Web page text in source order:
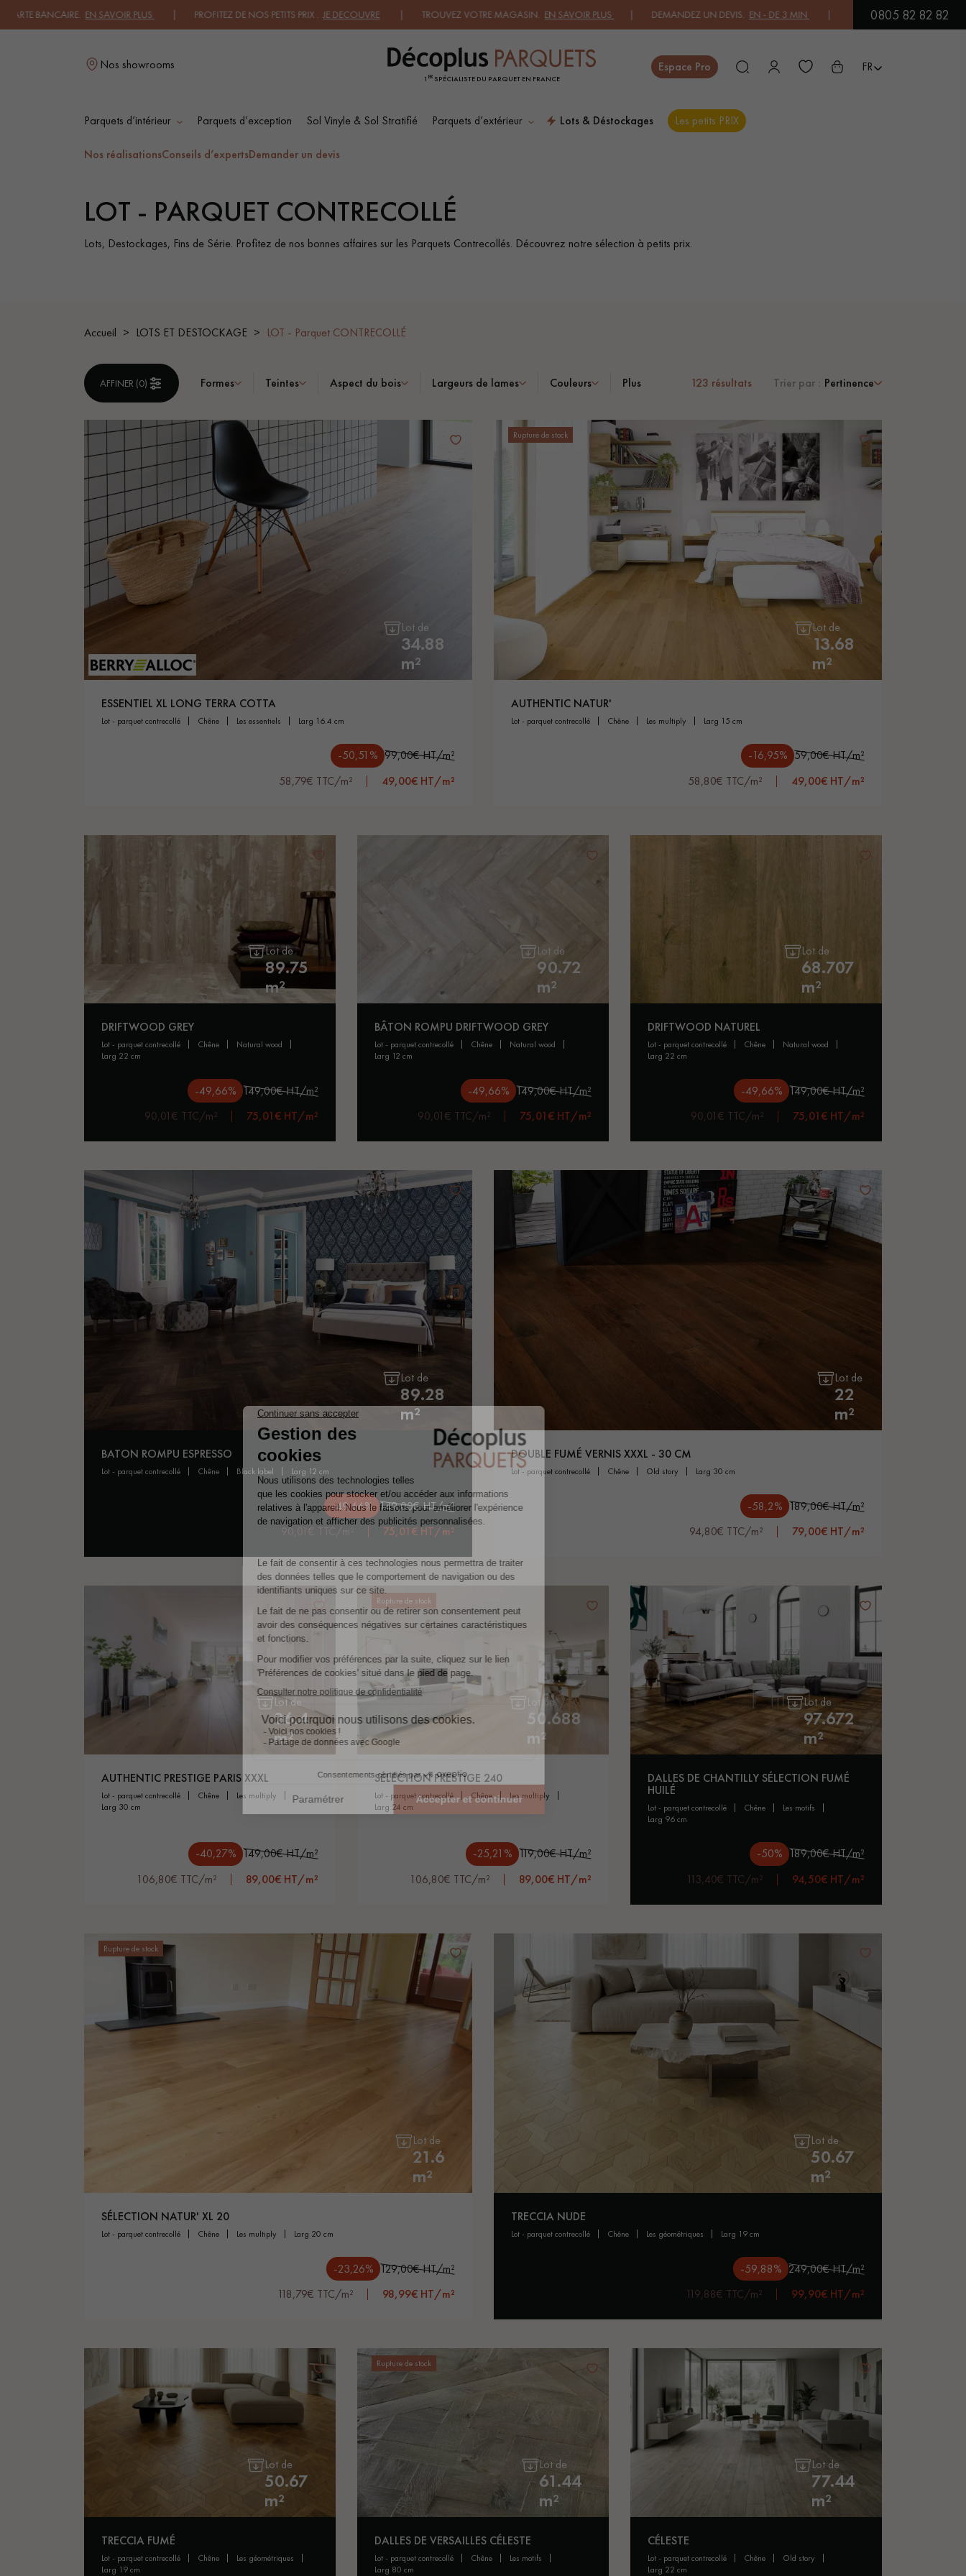
EN SAVOIR PLUS| PROFITEZ DE NOS PETITS PRIX .JE DECOUVRE | TROUVEZ VOTRE MAGASIN.EN SAVOIR PLUS| DEMANDEZ UN DEVIS.EN - DE 3 MIN| PAYEZ EN 3X OU 4X SANS FRAIS PAR CARTE
0805 82 82 82
Nos showrooms
1 ERSPÉCIALISTE DU PARQUET EN FRANCE
Espace Pro FR
Parquets d’intérieur Parquets d’exception Sol Vinyle & Sol Stratifié Parquets d’extérieur Lots & Déstockages Les petits PRIX
Nos réalisationsConseils d’expertsDemander un devisLES RECHERCHES LES PLUS COURANTES
PARQUET MASSIF
PARQUET
CONTRECOLLÉ -
FLOTTANT
SOL PLAQUÉ BOIS
VERITABLES
Nos conseillers sont disponibles au
0805 82 82 82
VOUS AVEZ UN PROJET ?
Nos experts sont à votre disposition pour vous guider pas à pas dans le choix et la pose de votre parquet.
Demandez un rendez-vous
LOT - PARQUET CONTRECOLLÉ
Lots, Destockages, Fins de Série. Profitez de nos bonnes affaires sur les Parquets Contrecollés. Découvrez notre sélection à petits prix.
Accueil LOTS ET DESTOCKAGE LOT - Parquet CONTRECOLLÉ
AFFINER (0) Formes Teintes Aspect du bois Largeurs de lames Couleurs Plus 123 résultats Trier par : Pertinence
Lot de
34.88
m²
ESSENTIEL XL LONG TERRA COTTA
lot - parquet contrecollé chêne les essentiels larg 16.4 cm
-50,51% 99,00€ HT/m²
58,79€ TTC/m²
49,00€ HT/m²
Rupture de stock
Lot de
13.68
m²
AUTHENTIC NATUR'
lot - parquet contrecollé chêne les multiply larg 15 cm
-16,95% 59,00€ HT/m²
58,80€ TTC/m²
49,00€ HT/m²
Lot de
89.75
m²
DRIFTWOOD GREY
lot - parquet contrecollé chêne
natural wood
larg 22 cm
-49,66% 149,00€ HT/m²
90,01€ TTC/m²
75,01€ HT/m²
Lot de
90.72
m²
BÂTON ROMPU DRIFTWOOD GREY
lot - parquet contrecollé chêne
natural wood
larg 12 cm
-49,66% 149,00€ HT/m²
90,01€ TTC/m²
75,01€ HT/m²
Lot de
68.707
m²
DRIFTWOOD NATUREL
lot - parquet contrecollé chêne
natural wood
larg 22 cm
-49,66% 149,00€ HT/m²
90,01€ TTC/m²
75,01€ HT/m²
Lot de
89.28
m²
BATON ROMPU ESPRESSO
lot - parquet contrecollé chêne black label larg 12 cm
-49,66% 149,00€ HT/m²
90,01€ TTC/m²
75,01€ HT/m²
Lot de
22
m²
DOUBLE FUMÉ VERNIS XXXL - 30 CM
lot - parquet contrecollé chêne old story larg 30 cm
-58,2% 189,00€ HT/m²
94,80€ TTC/m²
79,00€ HT/m²
Lot de
26.4
m²
AUTHENTIC PRESTIGE PARIS XXXL
lot - parquet contrecollé chêne
les multiply
larg 30 cm
-40,27% 149,00€ HT/m²
106,80€ TTC/m²
89,00€ HT/m²
Rupture de stock
Lot de
50.688
m²
SÉLECTION PRESTIGE 240
lot - parquet contrecollé chêne
les multiply
larg 24 cm
-25,21% 119,00€ HT/m²
106,80€ TTC/m²
89,00€ HT/m²
Lot de
97.672
m²
DALLES DE CHANTILLY SÉLECTION FUMÉ
HUILÉ
lot - parquet contrecollé chêne
les motifs
larg 96 cm
-50% 189,00€ HT/m²
113,40€ TTC/m²
94,50€ HT/m²
Rupture de stock
Lot de
21.6
m²
SÉLECTION NATUR' XL 20
lot - parquet contrecollé chêne les multiply larg 20 cm
-23,26% 129,00€ HT/m²
118,79€ TTC/m²
98,99€ HT/m²
Lot de
50.67
m²
TRECCIA NUDE
lot - parquet contrecollé chêne les géométriques larg 19 cm
-59,88% 249,00€ HT/m²
119,88€ TTC/m²
99,90€ HT/m²
Lot de
50.67
m²
TRECCIA FUMÉ
lot - parquet contrecollé chêne
les géométriques
larg 19 cm
Rupture de stock
Lot de
61.44
m²
DALLES DE VERSAILLES CÉLESTE
lot - parquet contrecollé chêne
les motifs
larg 80 cm
Lot de
77.44
m²
CÉLESTE
lot - parquet contrecollé chêne
old story
larg 22 cm